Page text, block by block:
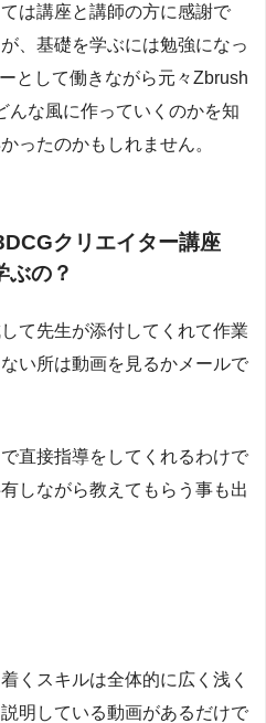
は講座と講師の方に感謝で
、基礎を学ぶには勉強になっ
として働きながら元々Zbrush
んな風に作っていくのかを知
ったのかもしれません。
クリエイター講座
ぶの？
て先生が添付してくれて作業
い所は動画を見るかメールで
直接指導をしてくれるわけで
しながら教えてもらう事も出
くスキルは全体的に広く浅く
明している動画があるだけで